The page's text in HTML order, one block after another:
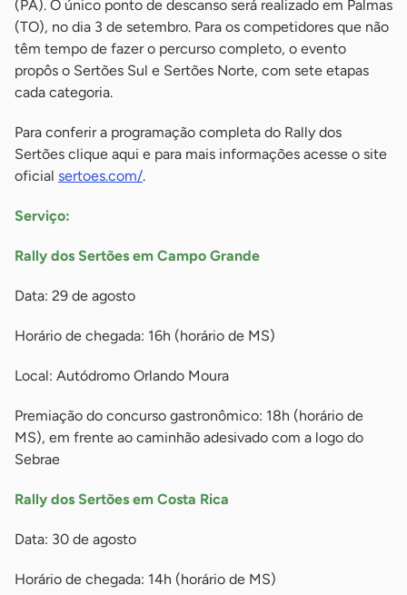
(PA). O único ponto de descanso será realizado em Palmas
(TO), no dia 3 de setembro. Para os competidores que não
têm tempo de fazer o percurso completo, o evento
propôs o Sertões Sul e Sertões Norte, com sete etapas
cada categoria.
Para conferir a programação completa do Rally dos
Sertões clique aqui e para mais informações acesse o site
oficial sertoes.com/.
Serviço:
Rally dos Sertões em Campo Grande
Data: 29 de agosto
Horário de chegada: 16h (horário de MS)
Local: Autódromo Orlando Moura
Premiação do concurso gastronômico: 18h (horário de
MS), em frente ao caminhão adesivado com a logo do
Sebrae
Rally dos Sertões em Costa Rica
Data: 30 de agosto
Horário de chegada: 14h (horário de MS)